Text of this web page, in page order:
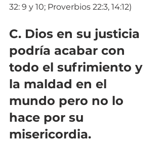
32: 9 y 10; Proverbios 22:3, 14:12)
C. Dios en su justicia
podría acabar con
todo el sufrimiento y
la maldad en el
mundo pero no lo
hace por su
misericordia.